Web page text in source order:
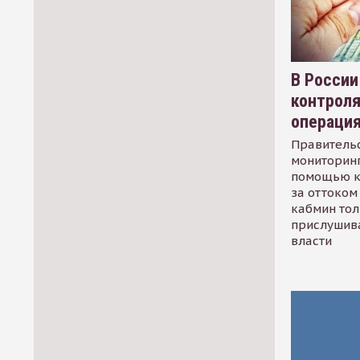
В
помощью
за
кабмин
власти